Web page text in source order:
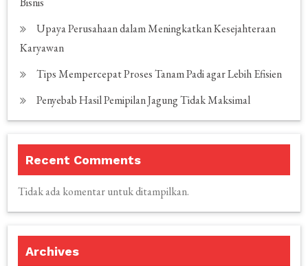
Upaya Perusahaan dalam Meningkatkan Kesejahteraan
Karyawan
Tips Mempercepat Proses Tanam Padi agar Lebih Efisien
Penyebab Hasil Pemipilan Jagung Tidak Maksimal
Recent Comments
Tidak ada komentar untuk ditampilkan.
Archives